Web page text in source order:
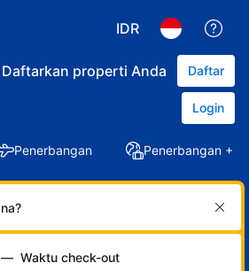
IDR
Daftarkan properti Anda Daftar
Login
Penerbangan Penerbangan +
— Waktu check-out